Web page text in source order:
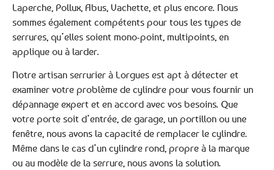
Laperche, Pollux, Abus, Vachette, et plus encore. Nous
sommes également compétents pour tous les types de
serrures, qu’elles soient mono-point, multipoints, en
applique ou à larder.
Notre artisan serrurier à Lorgues est apt à détecter et
examiner votre problème de cylindre pour vous fournir un
dépannage expert et en accord avec vos besoins. Que
votre porte soit d’entrée, de garage, un portillon ou une
fenêtre, nous avons la capacité de remplacer le cylindre.
Même dans le cas d’un cylindre rond, propre à la marque
ou au modèle de la serrure, nous avons la solution.